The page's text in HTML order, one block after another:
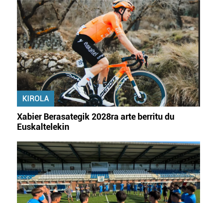
KIROLA
Xabier Berasategik 2028ra arte berritu du
Euskaltelekin